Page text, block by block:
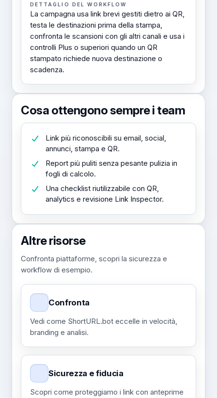
DETTAGLIO DEL WORKFLOW
La campagna usa link brevi gestiti dietro ai QR,
testa le destinazioni prima della stampa,
confronta le scansioni con gli altri canali e usa i
controlli Plus o superiori quando un QR
stampato richiede nuova destinazione o
scadenza.
Cosa ottengono sempre i team
Link più riconoscibili su email, social,
annunci, stampa e QR.
Report più puliti senza pesante pulizia in
fogli di calcolo.
Una checklist riutilizzabile con QR,
analytics e revisione Link Inspector.
Altre risorse
Confronta piattaforme, scopri la sicurezza e
workflow di esempio.
Confronta
Vedi come ShortURL.bot eccelle in velocità,
branding e analisi.
Sicurezza e fiducia
Scopri come proteggiamo i link con anteprime